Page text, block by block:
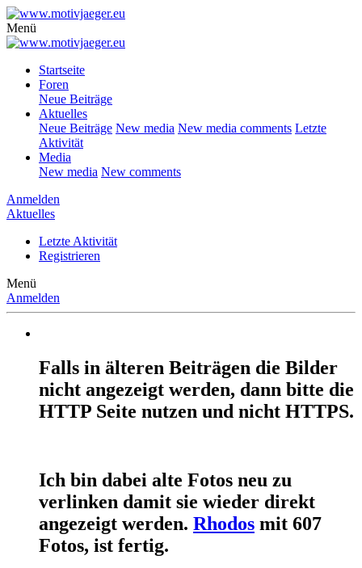
Menü
Startseite
Foren
Neue Beiträge
Aktuelles
Neue Beiträge New media New media comments Letzte
Aktivität
Media
New media New comments
Anmelden
Aktuelles
Letzte Aktivität
Registrieren
Menü
Anmelden
Falls in älteren Beiträgen die Bilder
nicht angezeigt werden, dann bitte die
HTTP Seite nutzen und nicht HTTPS.
Ich bin dabei alte Fotos neu zu
verlinken damit sie wieder direkt
angezeigt werden. Rhodos mit 607
Fotos, ist fertig.